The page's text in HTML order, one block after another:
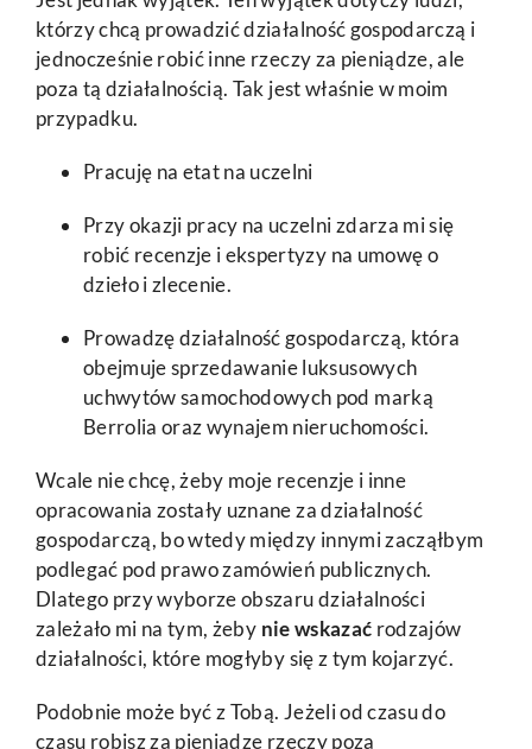
którzy chcą prowadzić działalność gospodarczą i
jednocześnie robić inne rzeczy za pieniądze, ale
poza tą działalnością. Tak jest właśnie w moim
przypadku.
Pracuję na etat na uczelni
Przy okazji pracy na uczelni zdarza mi się
robić recenzje i ekspertyzy na umowę o
dzieło i zlecenie.
Prowadzę działalność gospodarczą, która
obejmuje sprzedawanie luksusowych
uchwytów samochodowych pod marką
Berrolia oraz wynajem nieruchomości.
Wcale nie chcę, żeby moje recenzje i inne
opracowania zostały uznane za działalność
gospodarczą, bo wtedy między innymi zacząłbym
podlegać pod prawo zamówień publicznych.
Dlatego przy wyborze obszaru działalności
zależało mi na tym, żeby nie wskazać rodzajów
działalności, które mogłyby się z tym kojarzyć.
Podobnie może być z Tobą. Jeżeli od czasu do
czasu robisz za pieniądze rzeczy poza